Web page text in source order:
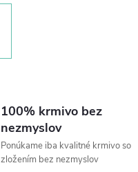
100% krmivo bez
nezmyslov
Ponúkame iba kvalitné krmivo so
zložením bez nezmyslov